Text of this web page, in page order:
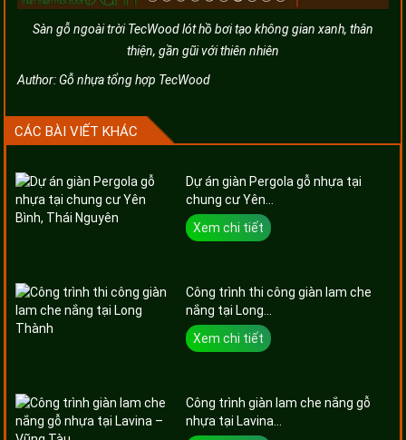
Sàn gỗ ngoài trời TecWood lót hồ bơi tạo không gian xanh, thân
thiện, gần gũi với thiên nhiên
Author:Gỗ nhựa tổng hợp TecWood
CÁC BÀI VIẾT KHÁC
Dự án giàn Pergola gỗ nhựa tại
chung cư Yên...
Xem chi tiết
Công trình thi công giàn lam che
nắng tại Long...
Xem chi tiết
Công trình giàn lam che nắng gỗ
nhựa tại Lavina...